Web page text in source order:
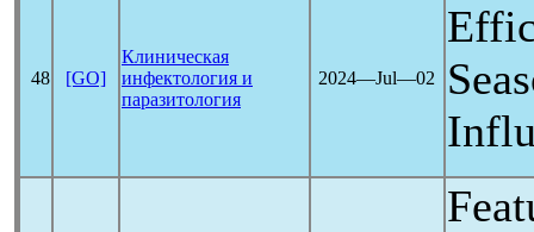
48 [GO]
Клиническая
инфектология и
паразитология
2024―Jul―02